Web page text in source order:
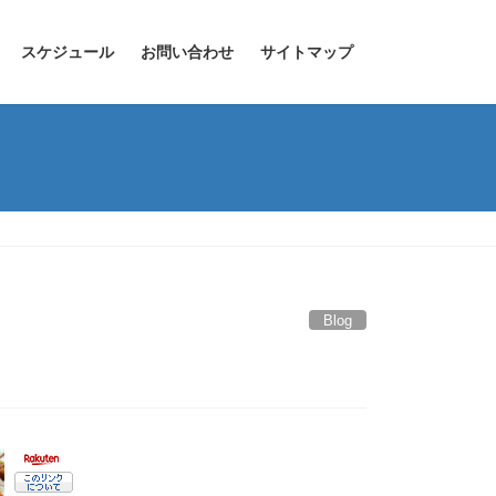
スケジュール お問い合わせ サイトマップ
Blog